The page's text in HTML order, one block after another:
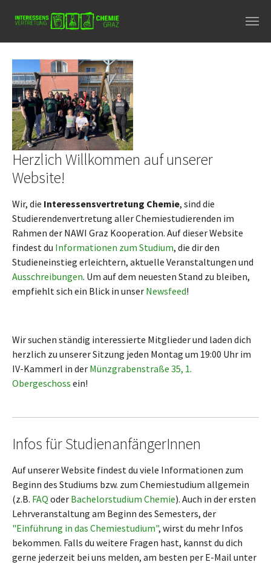
Herzlich Willkommen auf unserer
Website!
Wir, die Interessensvertretung Chemie, sind die
Studierendenvertretung aller Chemiestudierenden im
Rahmen der NAWI Graz Kooperation. Auf dieser Website
findest du Informationen zum Studium, die dir den
Studieneinstieg erleichtern, aktuelle Veranstaltungen und
Ausschreibungen. Um auf dem neuesten Stand zu bleiben,
empfiehlt sich ein Blick in unser Newsfeed!
Wir suchen ständig interessierte Mitglieder und laden dich
herzlich zu unserer Sitzung jeden Montag um 19:00 Uhr im
IV-Kammerl in der Münzgrabenstraße 35, 1.
Obergeschoss ein!
Infos für StudienanfängerInnen
Auf unserer Website findest du viele Informationen zum
Beginn des Studiums bzw. zum Chemiestudium allgemein
(z.B. FAQ oder Bachelorstudium Chemie). Auch in der ersten
Lehrveranstaltung am Beginn des Semesters, der
"Einführung in das Chemiestudium", wirst du mehr Infos
bekommen. Falls du weitere Fragen hast, kannst du dich
gerne jederzeit bei uns melden, am besten per E-Mail unter